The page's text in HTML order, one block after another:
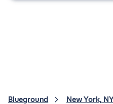
Blueground New York,